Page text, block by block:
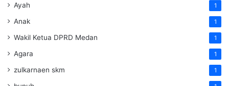
Ayah 1
Anak 1
Wakil Ketua DPRD Medan 1
Agara 1
zulkarnaen skm 1